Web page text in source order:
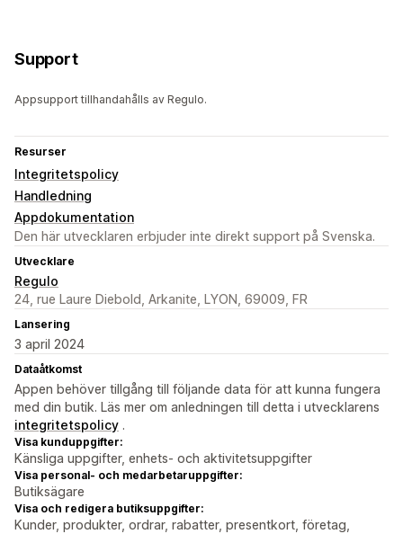
Support
Appsupport tillhandahålls av Regulo.
Resurser
Integritetspolicy
Handledning
Appdokumentation
Den här utvecklaren erbjuder inte direkt support på Svenska.
Utvecklare
Regulo
24, rue Laure Diebold, Arkanite, LYON, 69009, FR
Lansering
3 april 2024
Dataåtkomst
Appen behöver tillgång till följande data för att kunna fungera
med din butik. Läs mer om anledningen till detta i utvecklarens
integritetspolicy .
Visa kunduppgifter:
Känsliga uppgifter, enhets- och aktivitetsuppgifter
Visa personal- och medarbetaruppgifter:
Butiksägare
Visa och redigera butiksuppgifter:
Kunder, produkter, ordrar, rabatter, presentkort, företag,